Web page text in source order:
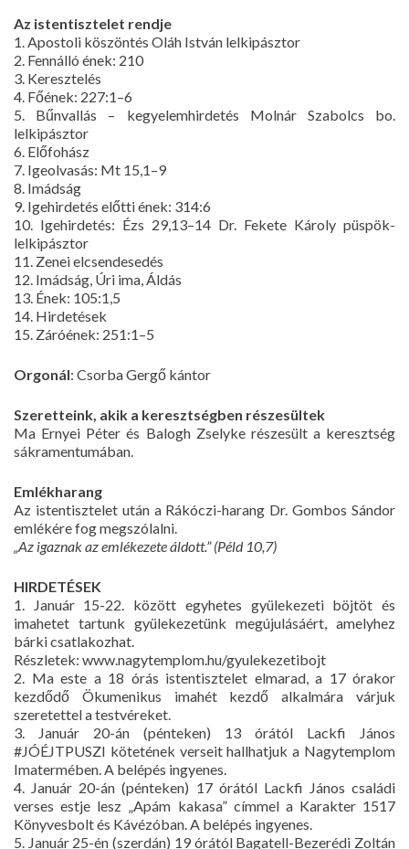
Az istentisztelet rendje
1. Apostoli köszöntés Oláh István lelkipásztor
2. Fennálló ének: 210
3. Keresztelés
4. Főének: 227:1–6
5. Bűnvallás – kegyelemhirdetés Molnár Szabolcs bo.
lelkipásztor
6. Előfohász
7. Igeolvasás: Mt 15,1–9
8. Imádság
9. Igehirdetés előtti ének: 314:6
10. Igehirdetés: Ézs 29,13–14 Dr. Fekete Károly püspök-
lelkipásztor
11. Zenei elcsendesedés
12. Imádság, Úri ima, Áldás
13. Ének: 105:1,5
14. Hirdetések
15. Záróének: 251:1–5
Orgonál: Csorba Gergő kántor
Szeretteink, akik a keresztségben részesültek
Ma Ernyei Péter és Balogh Zselyke részesült a keresztség
sákramentumában.
Emlékharang
Az istentisztelet után a Rákóczi-harang Dr. Gombos Sándor
emlékére fog megszólalni.
„Az igaznak az emlékezete áldott.” (Péld 10,7)
HIRDETÉSEK
1. Január 15-22. között egyhetes gyülekezeti böjtöt és
imahetet tartunk gyülekezetünk megújulásáért, amelyhez
bárki csatlakozhat.
Részletek: www.nagytemplom.hu/gyulekezetibojt
2. Ma este a 18 órás istentisztelet elmarad, a 17 órakor
kezdődő Ökumenikus imahét kezdő alkalmára várjuk
szeretettel a testvéreket.
3. Január 20-án (pénteken) 13 órától Lackfi János
#JÓÉJTPUSZI kötetének verseit hallhatjuk a Nagytemplom
Imatermében. A belépés ingyenes.
4. Január 20-án (pénteken) 17 órától Lackfi János családi
verses estje lesz „Apám kakasa” címmel a Karakter 1517
Könyvesbolt és Kávézóban. A belépés ingyenes.
5. Január 25-én (szerdán) 19 órától Bagatell-Bezerédi Zoltán